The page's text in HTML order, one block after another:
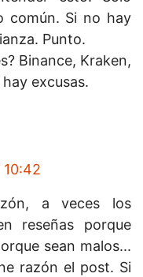
común. Si no hay
Punto.
Binance, Kraken,
excusas.
a veces los
reseñas porque
sean malos...
razón el post. Si